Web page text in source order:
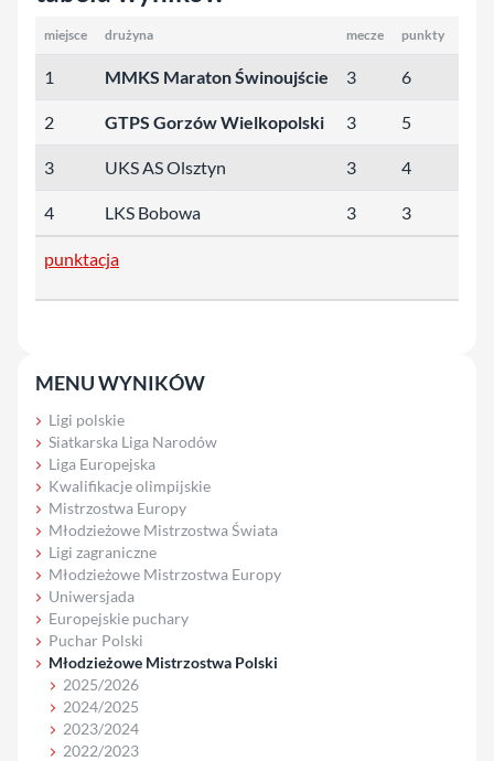
miejsce drużyna mecze punkty
1 MMKS Maraton Świnoujście 3 6
2 GTPS Gorzów Wielkopolski 3 5
3 UKS AS Olsztyn 3 4
4 LKS Bobowa 3 3
punktacja
MENU WYNIKÓW
Ligi polskie
Siatkarska Liga Narodów
Liga Europejska
Kwalifikacje olimpijskie
Mistrzostwa Europy
Młodzieżowe Mistrzostwa Świata
Ligi zagraniczne
Młodzieżowe Mistrzostwa Europy
Uniwersjada
Europejskie puchary
Puchar Polski
Młodzieżowe Mistrzostwa Polski
2025/2026
2024/2025
2023/2024
2022/2023